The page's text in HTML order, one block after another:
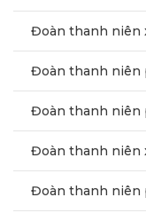
Đoàn thanh niên
Đoàn thanh niên
Đoàn thanh niên
Đoàn thanh niên
Đoàn thanh niên